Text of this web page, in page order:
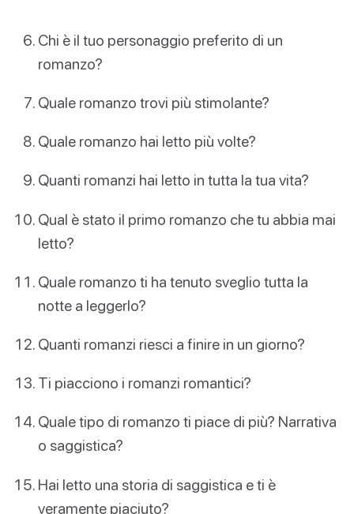
Chi è il tuo personaggio preferito di un
romanzo?
Quale romanzo trovi più stimolante?
Quale romanzo hai letto più volte?
Quanti romanzi hai letto in tutta la tua vita?
Qual è stato il primo romanzo che tu abbia mai
letto?
Quale romanzo ti ha tenuto sveglio tutta la
notte a leggerlo?
Quanti romanzi riesci a finire in un giorno?
Ti piacciono i romanzi romantici?
Quale tipo di romanzo ti piace di più? Narrativa
o saggistica?
Hai letto una storia di saggistica e ti è
veramente piaciuto?